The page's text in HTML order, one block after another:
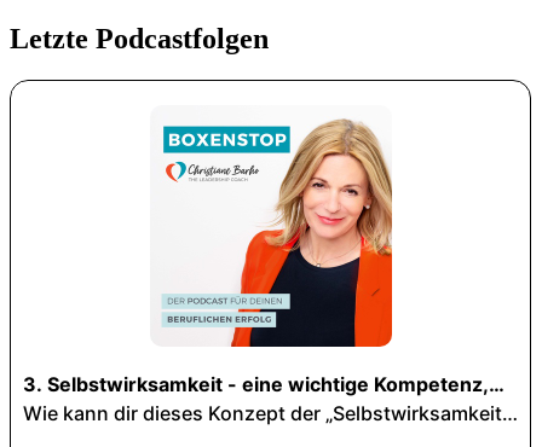
Letzte Podcastfolgen